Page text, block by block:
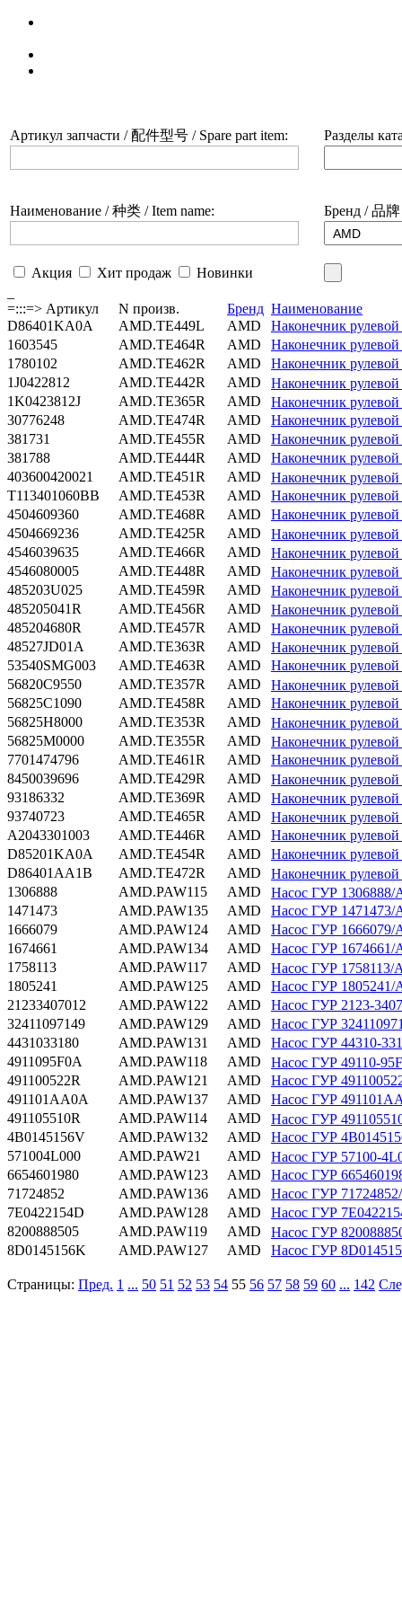
Артикул запчасти / 配件型号 / Spare part item: Разделы
Наименование / 种类 / Item name: Бренд / 品
Акция Хит продаж
Новинки
=:::=> Артикул
N произв. Бренд Наименование
D86401KA0A
AMD.TE449L AMD
Наконечник
1603545
AMD.TE464R AMD
Наконечник
1780102
AMD.TE462R AMD
Наконечник
1J0422812
AMD.TE442R AMD
Наконечник
1K0423812J
AMD.TE365R AMD
Наконечник
30776248
AMD.TE474R AMD
Наконечник
381731
AMD.TE455R AMD
Наконечник
381788
AMD.TE444R AMD
Наконечник
403600420021
AMD.TE451R AMD
Наконечник
T113401060BB
AMD.TE453R AMD
Наконечник
4504609360
AMD.TE468R AMD
Наконечник
4504669236
AMD.TE425R AMD
Наконечник
4546039635
AMD.TE466R AMD
Наконечник
4546080005
AMD.TE448R AMD
Наконечник
485203U025
AMD.TE459R AMD
Наконечник
485205041R
AMD.TE456R AMD
Наконечник
485204680R
AMD.TE457R AMD
Наконечник
48527JD01A
AMD.TE363R AMD
Наконечник
53540SMG003
AMD.TE463R AMD
Наконечник
56820C9550
AMD.TE357R AMD
Наконечник
56825C1090
AMD.TE458R AMD
Наконечник
56825H8000
AMD.TE353R AMD
Наконечник
56825M0000
AMD.TE355R AMD
Наконечник
7701474796
AMD.TE461R AMD
Наконечник
8450039696
AMD.TE429R AMD
Наконечник
93186332
AMD.TE369R AMD
Наконечник
93740723
AMD.TE465R AMD
Наконечник
A2043301003
AMD.TE446R AMD
Наконечник
D85201KA0A
AMD.TE454R AMD
Наконечник
D86401AA1B
AMD.TE472R AMD
Наконечник
1306888
AMD.PAW115 AMD
Насос ГУР
1471473
AMD.PAW135 AMD
Насос ГУР
1666079
AMD.PAW124 AMD
Насос ГУР
1674661
AMD.PAW134 AMD
Насос ГУР
1758113
AMD.PAW117 AMD
Насос ГУР
1805241
AMD.PAW125 AMD
Насос ГУР
21233407012
AMD.PAW122 AMD
Насос ГУР 2123-
32411097149
AMD.PAW129 AMD
Насос ГУР
4431033180
AMD.PAW131 AMD
Насос ГУР 44310-
4911095F0A
AMD.PAW118 AMD
Насос ГУР 49110-
491100522R
AMD.PAW121 AMD
Насос ГУР
491101AA0A
AMD.PAW137 AMD
Насос ГУР
491105510R
AMD.PAW114 AMD
Насос ГУР
4B0145156V
AMD.PAW132 AMD
Насос ГУР
571004L000
AMD.PAW21 AMD
Насос ГУР 57100-
6654601980
AMD.PAW123 AMD
Насос ГУР
71724852
AMD.PAW136 AMD
Насос ГУР
7E0422154D
AMD.PAW128 AMD
Насос ГУР
8200888505
AMD.PAW119 AMD
Насос ГУР
8D0145156K
AMD.PAW127 AMD Насос ГУР
Страницы: Пред. 1 ... 50 51 52 53 54 55 56 57 58 59 60 ... 142